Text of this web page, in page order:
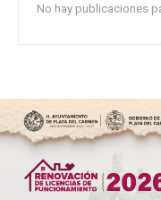
No hay publicaciones